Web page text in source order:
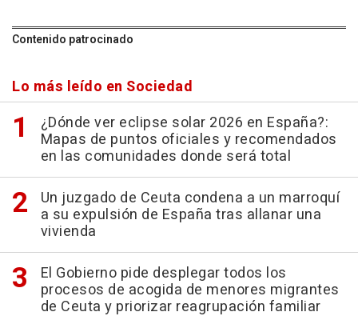
Contenido patrocinado
Lo más leído en Sociedad
¿Dónde ver eclipse solar 2026 en España?:
Mapas de puntos oficiales y recomendados
en las comunidades donde será total
Un juzgado de Ceuta condena a un marroquí
a su expulsión de España tras allanar una
vivienda
El Gobierno pide desplegar todos los
procesos de acogida de menores migrantes
de Ceuta y priorizar reagrupación familiar